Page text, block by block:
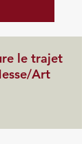
le trajet
Art